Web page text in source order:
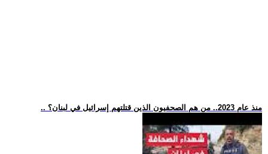
.. منذ عام 2023.. من هم الصحفيون الذين قتلتهم إسرائيل في لبنان؟